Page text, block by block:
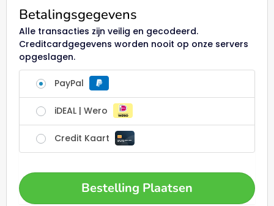
Betalingsgegevens
Alle transacties zijn veilig en gecodeerd.
Creditcardgegevens worden nooit op onze servers
opgeslagen.
PayPal
iDEAL | Wero
Credit Kaart
Bestelling Plaatsen